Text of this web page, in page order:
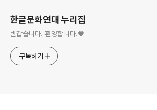
한글문화연대 누리집
반갑습니다. 환영합니다.♥
구독하기